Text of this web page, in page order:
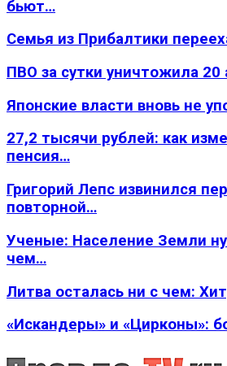
бьют…
Семья из Прибалтики
ПВО за сутки уничтожила
Японские власти вновь не
27,2 тысячи рублей: как
пенсия…
Григорий Лепс извинился
повторной…
Ученые: Население Земли
чем…
Литва осталась ни с чем:
«Искандеры» и «Цирконы»: